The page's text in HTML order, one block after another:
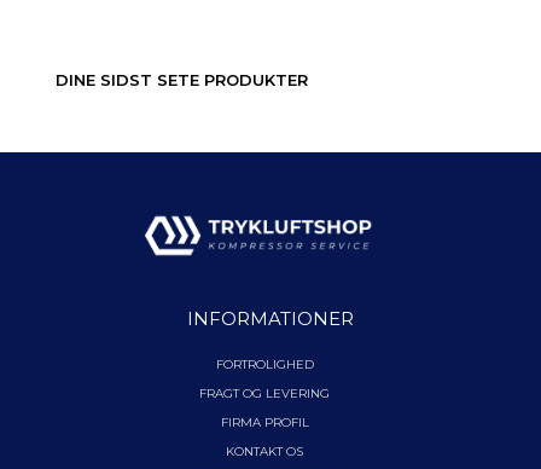
DINE SIDST SETE PRODUKTER
INFORMATIONER
FORTROLIGHED
FRAGT OG LEVERING
FIRMA PROFIL
KONTAKT OS